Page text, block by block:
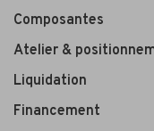
Composantes
Atelier &
Liquidation
Financement